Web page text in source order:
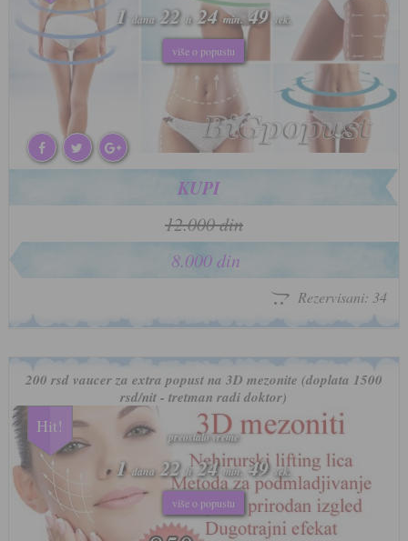
1 dana 22 h 24min. 46 sek.
više o popustu
1 dana 22 h 24min. 46 sek.
više o popustu
KUPI
12.000 din
8.000 din
Rezervisani: 34
200 rsd vaucer za extra popust na 3D mezonite (doplata 1500
rsd/nit - tretman radi doktor)
Hit!
preostalo vreme
1 dana 22 h 24min. 46 sek.
više o popustu
preostalo vreme
1 dana 22 h 24min. 46 sek.
više o popustu